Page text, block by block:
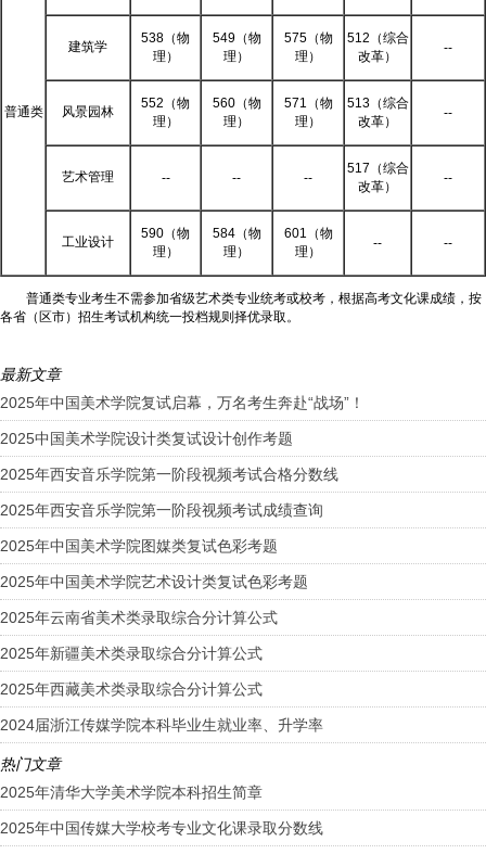
普通类
建筑学
538（物
理）
549（物
理）
575（物
理）
512（综合
改革）
--
风景园林
552（物
理）
560（物
理）
571（物
理）
513（综合
改革）
--
艺术管理 -- -- --
517（综合
改革）
--
工业设计
590（物
理）
584（物
理）
601（物
理）
-- --
普通类专业考生不需参加省级艺术类专业统考或校考，根据高考文化课成绩，按
各省（区市）招生考试机构统一投档规则择优录取。
最新文章
2025年中国美术学院复试启幕，万名考生奔赴“战场”！
2025中国美术学院设计类复试设计创作考题
2025年西安音乐学院第一阶段视频考试合格分数线
2025年西安音乐学院第一阶段视频考试成绩查询
2025年中国美术学院图媒类复试色彩考题
2025年中国美术学院艺术设计类复试色彩考题
2025年云南省美术类录取综合分计算公式
2025年新疆美术类录取综合分计算公式
2025年西藏美术类录取综合分计算公式
2024届浙江传媒学院本科毕业生就业率、升学率
热门文章
2025年清华大学美术学院本科招生简章
2025年中国传媒大学校考专业文化课录取分数线